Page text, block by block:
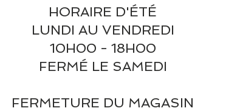
HORAIRE D'ÉTÉ
LUNDI AU VENDREDI
10H00 - 18H00
FERMÉ LE SAMEDI
FERMETURE DU MAGASIN